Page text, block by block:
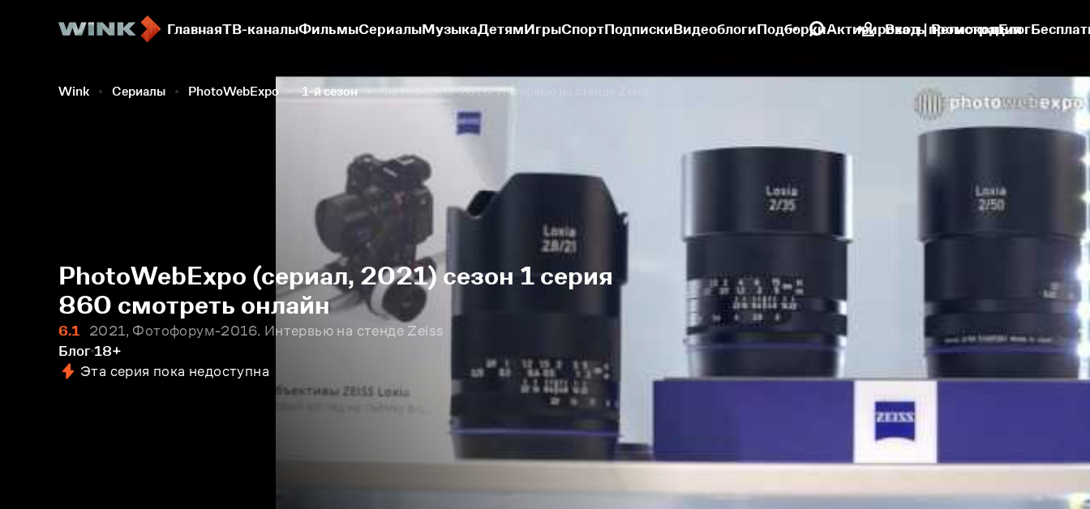
ГлавнаяТВ-каналыФильмыСериалыМузыкаДетямИгрыСпортПодпискиВидеоблогиПодборкиАктивировать промокодБлог
Вход | Регистрация
Wink Сериалы PhotoWebExpo 1-й сезон Фотофорум-2016. Интервью на стенде Zeiss
PhotoWebExpo (сериал, 2021) сезон 1 серия
860 смотреть онлайн
6.1
2021, Фотофорум-2016. Интервью на стенде Zeiss
Блог 18+
Эта серия пока недоступна